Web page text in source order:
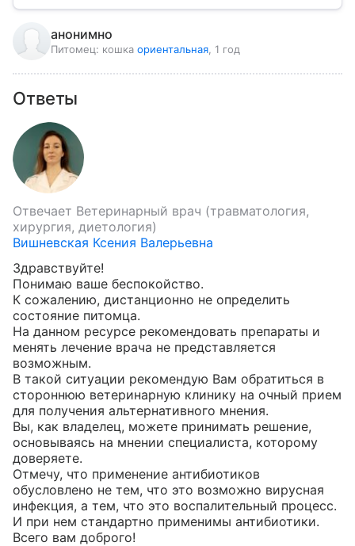
анонимно
Питомец: кошка ориентальная , 1 год
Ответы
Отвечает Ветеринарный врач (травматология,
хирургия, диетология)
Вишневская Ксения Валерьевна
Здравствуйте!
Понимаю ваше беспокойство.
К сожалению, дистанционно не определить
состояние питомца.
На данном ресурсе рекомендовать препараты и
менять лечение врача не представляется
возможным.
В такой ситуации рекомендую Вам обратиться в
стороннюю ветеринарную клинику на очный прием
для получения альтернативного мнения.
Вы, как владелец, можете принимать решение,
основываясь на мнении специалиста, которому
доверяете.
Отмечу, что применение антибиотиков
обусловлено не тем, что это возможно вирусная
инфекция, а тем, что это воспалительный процесс.
И при нем стандартно применимы антибиотики.
Всего вам доброго!